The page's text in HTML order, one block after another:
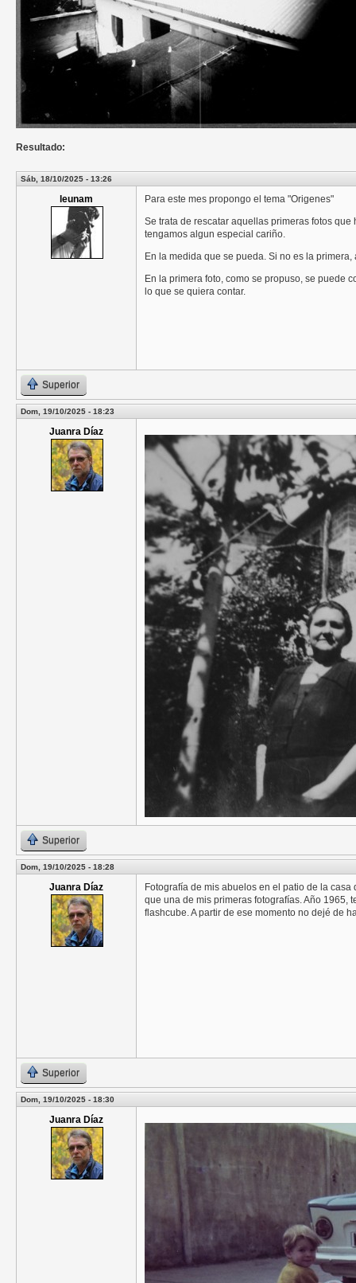
Resultado:
Sáb, 18/10/2025 - 13:26
leunam
Para este mes propongo el tema "Origenes"
Se trata de rescatar aquellas primeras fotos
tengamos algun especial cariño.
En la medida que se pueda. Si no es la
En la primera foto, como se propuso, se puede
lo que se quiera contar.
Superior
Dom, 19/10/2025 - 18:23
Juanra Díaz
Superior
Dom, 19/10/2025 - 18:28
Juanra Díaz
Fotografía de mis abuelos en el patio de la
que una de mis primeras fotografías. Año 1965,
flashcube. A partir de ese momento no dejé de
Superior
Dom, 19/10/2025 - 18:30
Juanra Díaz